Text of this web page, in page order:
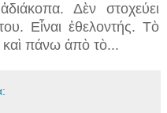
Δὲν στοχεύει
Εἶναι ἐθελοντής. Τὸ
καὶ πάνω ἀπὸ τὸ...